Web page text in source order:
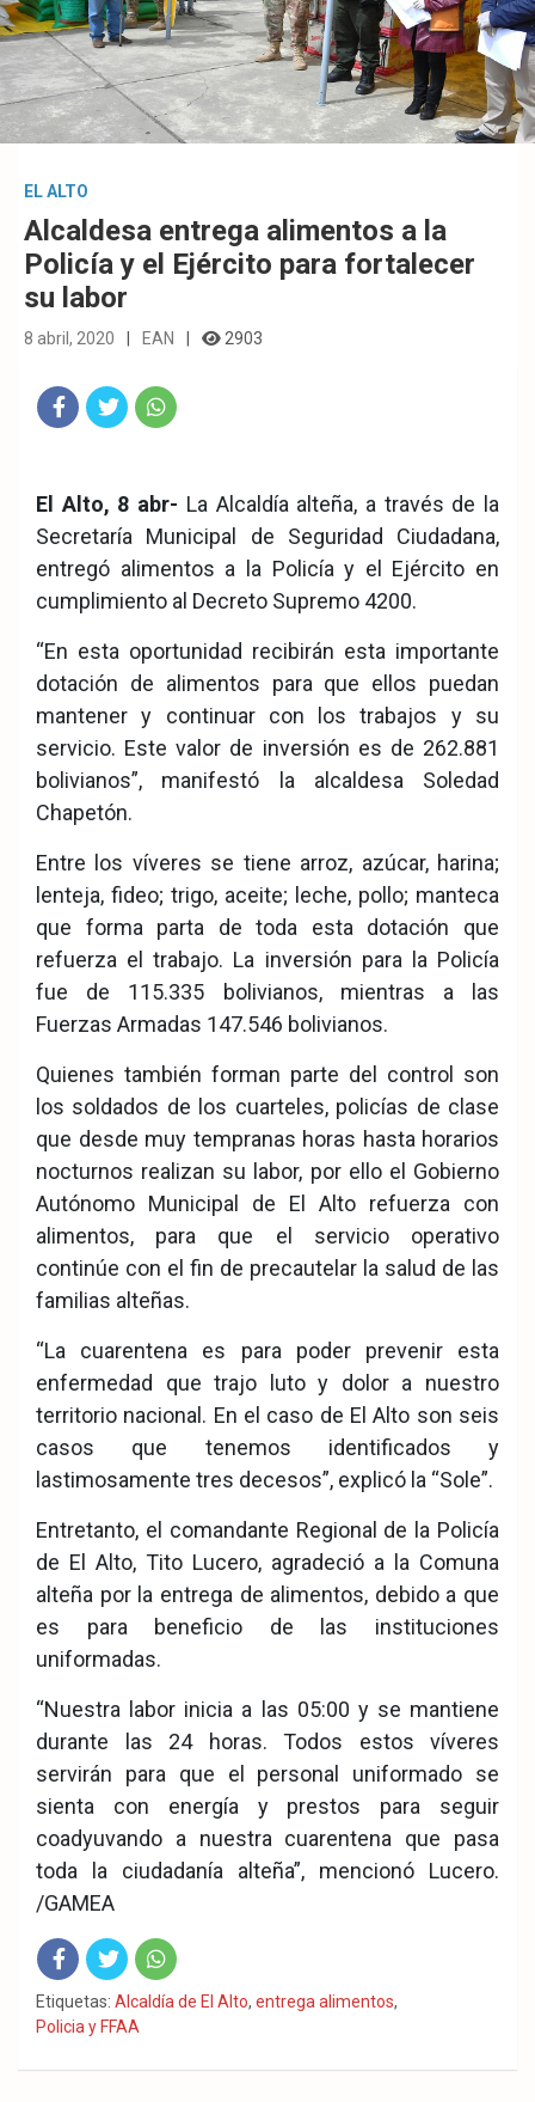
EL ALTO
Alcaldesa entrega alimentos a la
Policía y el Ejército para fortalecer
su labor
8 abril, 2020 EAN 2903
eb
ook
ter
tsA
pp
El Alto, 8 abr- La Alcaldía alteña, a través de la
Secretaría Municipal de Seguridad Ciudadana,
entregó alimentos a la Policía y el Ejército en
cumplimiento al Decreto Supremo 4200.
“En esta oportunidad recibirán esta importante
dotación de alimentos para que ellos puedan
mantener y continuar con los trabajos y su
servicio. Este valor de inversión es de 262.881
bolivianos”, manifestó la alcaldesa Soledad
Chapetón.
Entre los víveres se tiene arroz, azúcar, harina;
lenteja, fideo; trigo, aceite; leche, pollo; manteca
que forma parta de toda esta dotación que
refuerza el trabajo. La inversión para la Policía
fue de 115.335 bolivianos, mientras a las
Fuerzas Armadas 147.546 bolivianos.
Quienes también forman parte del control son
los soldados de los cuarteles, policías de clase
que desde muy tempranas horas hasta horarios
nocturnos realizan su labor, por ello el Gobierno
Autónomo Municipal de El Alto refuerza con
alimentos, para que el servicio operativo
continúe con el fin de precautelar la salud de las
familias alteñas.
“La cuarentena es para poder prevenir esta
enfermedad que trajo luto y dolor a nuestro
territorio nacional. En el caso de El Alto son seis
casos que tenemos identificados y
lastimosamente tres decesos”, explicó la “Sole”.
Entretanto, el comandante Regional de la Policía
de El Alto, Tito Lucero, agradeció a la Comuna
alteña por la entrega de alimentos, debido a que
es para beneficio de las instituciones
uniformadas.
“Nuestra labor inicia a las 05:00 y se mantiene
durante las 24 horas. Todos estos víveres
servirán para que el personal uniformado se
sienta con energía y prestos para seguir
coadyuvando a nuestra cuarentena que pasa
toda la ciudadanía alteña”, mencionó Lucero.
/GAMEA
Fac Twit
ter
Wha
Etiquetas: Alcaldía de El Alto, entrega alimentos,
Policia y FFAA